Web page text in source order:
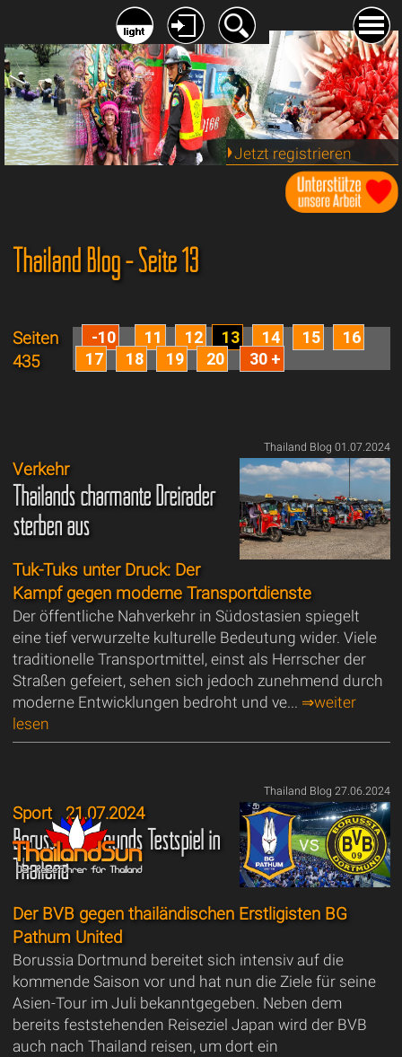
Jetzt registrieren
Thailand Blog - Seite 13
Seiten
435
-10 11 12 13 14 15
16
17
18 19 20 30 +
Thailand Blog 01.07.2024
Verkehr
Thailands charmante Dreiräder
sterben aus
Tuk-Tuks unter Druck: Der
Kampf gegen moderne Transportdienste
Der öffentliche Nahverkehr in Südostasien spiegelt
eine tief verwurzelte kulturelle Bedeutung wider. Viele
traditionelle Transportmittel, einst als Herrscher der
Straßen gefeiert, sehen sich jedoch zunehmend durch
moderne Entwicklungen bedroht und ve... ⇒weiter
lesen
Thailand Blog 27.06.2024
Sport21.07.2024
Borussia Dortmunds Testspiel in
Thailand
Der BVB gegen thailändischen Erstligisten BG
Pathum United
Borussia Dortmund bereitet sich intensiv auf die
kommende Saison vor und hat nun die Ziele für seine
Asien-Tour im Juli bekanntgegeben. Neben dem
bereits feststehenden Reiseziel Japan wird der BVB
auch nach Thailand reisen, um dort ein